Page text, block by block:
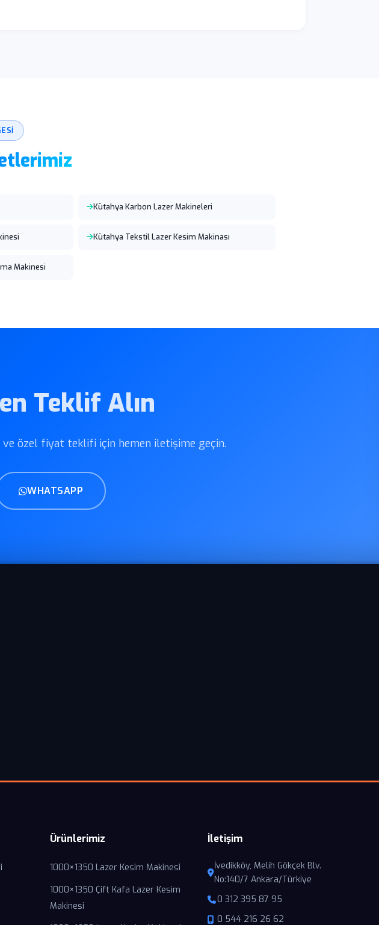
Kütahya Karbon Lazer Makineleri
Kütahya Tekstil Lazer Kesim Makinası
Makinesi
Teklif Alın
ve özel fiyat teklifi için hemen iletişime geçin.
WHATSAPP
Ürünlerimiz
1000×1350 Lazer Kesim Makinesi
1000×1350 Çift Kafa Lazer Kesim
Makinesi
İletişim
İvedikköy, Melih Gökçek Blv.
No:140/7 Ankara/Türkiye
0 312 395 87 95
0 544 216 26 62